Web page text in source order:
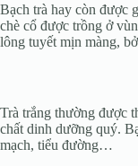
Bạch trà hay còn được
chè cổ được trồng ở
lông tuyết mịn màng,
Trà trắng thường được
chất dinh dưỡng quý.
mạch, tiểu đường…